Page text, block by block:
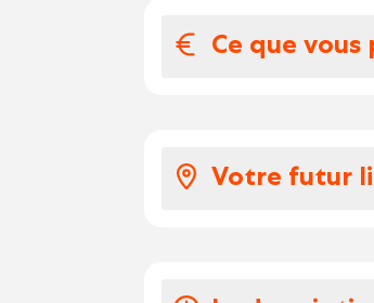
Ce que
Votre futur